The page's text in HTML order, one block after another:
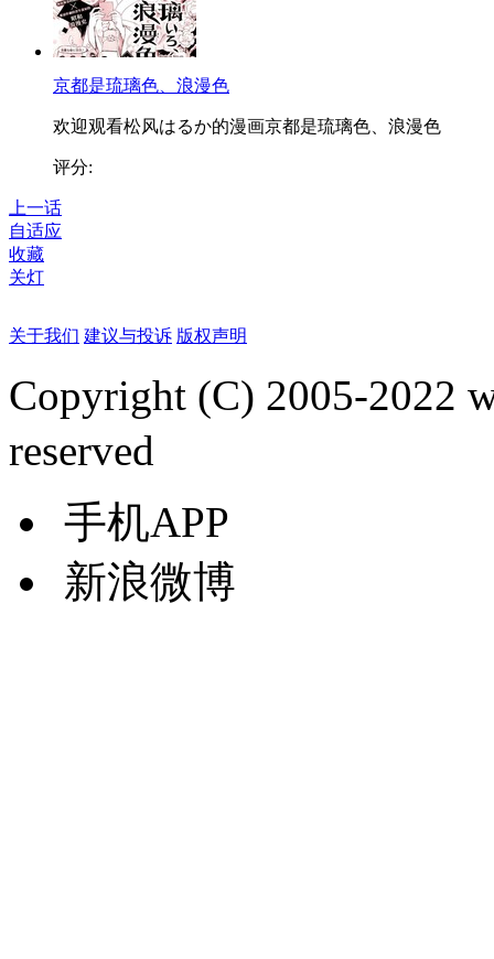
京都是琉璃色、浪漫色
欢迎观看松风はるか的漫画京都是琉璃色、浪漫色
评分:
上一话
自适应
收藏
关灯
关于我们 建议与投诉 版权声明
Copyright (C) 2005-2022
reserved
手机APP
新浪微博